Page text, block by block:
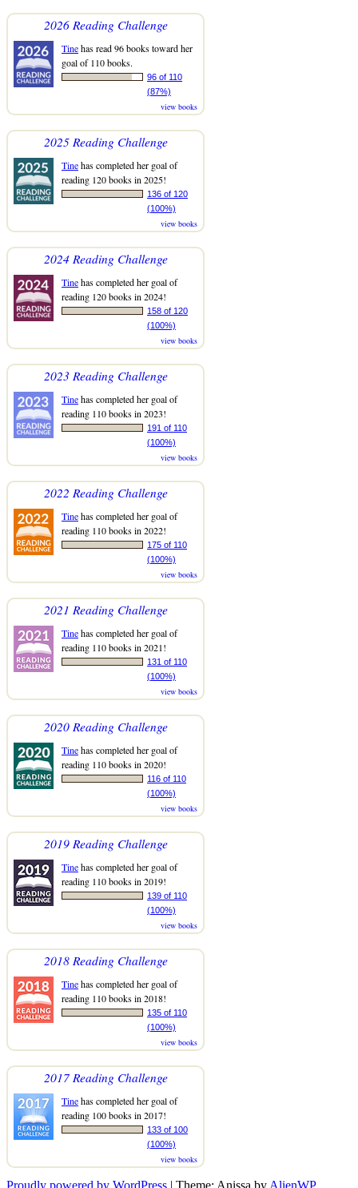
2026 Reading Challenge
Tinehas read 96 books toward her
goal of 110 books.
96 of 110
(87%)
view books
2025 Reading Challenge
Tinehas completed her goal of
reading 120 books in 2025!
136 of 120
(100%)
view books
2024 Reading Challenge
Tinehas completed her goal of
reading 120 books in 2024!
158 of 120
(100%)
view books
2023 Reading Challenge
Tinehas completed her goal of
reading 110 books in 2023!
191 of 110
(100%)
view books
2022 Reading Challenge
Tinehas completed her goal of
reading 110 books in 2022!
175 of 110
(100%)
view books
2021 Reading Challenge
Tinehas completed her goal of
reading 110 books in 2021!
131 of 110
(100%)
view books
2020 Reading Challenge
Tinehas completed her goal of
reading 110 books in 2020!
116 of 110
(100%)
view books
2019 Reading Challenge
Tinehas completed her goal of
reading 110 books in 2019!
139 of 110
(100%)
view books
2018 Reading Challenge
Tinehas completed her goal of
reading 110 books in 2018!
135 of 110
(100%)
view books
2017 Reading Challenge
Tinehas completed her goal of
reading 100 books in 2017!
133 of 100
(100%)
view books
Proudly powered by WordPress | Theme: Anissa by AlienWP.